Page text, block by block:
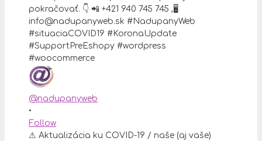
@nadupanyweb
•
Follow
⚠ Aktualizácia ku COVID-19 / naše (aj vaše)